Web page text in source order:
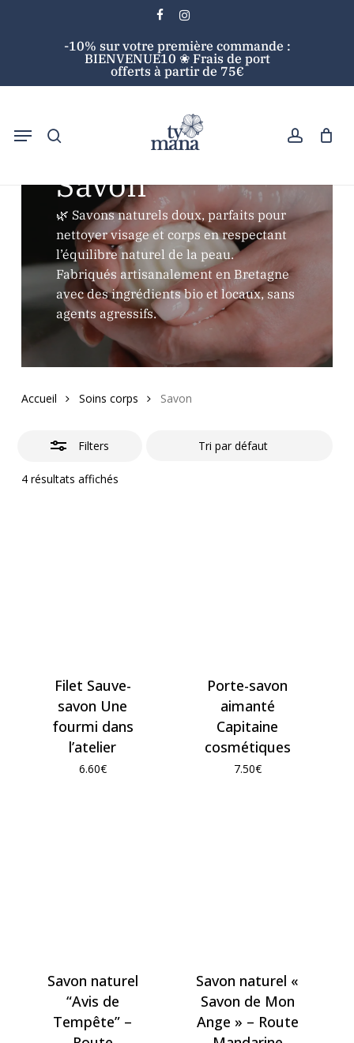
facebookinstagram
-10% sur votre première commande :
BIENVENUE10 ❀ Frais de port
offerts à partir de 75€
Search
Menu
Cart
Savon
🌿 Savons naturels doux, parfaits pour
nettoyer visage et corps en respectant
l’équilibre naturel de la peau.
Fabriqués artisanalement en Bretagne
avec des ingrédients bio et locaux, sans
agents agressifs.
Accueil Soins corps Savon
Filters
4 résultats affichés
Filet Sauve-
savon Une
fourmi dans
l’atelier
6.60€
Porte-savon
aimanté
Capitaine
cosmétiques
7.50€
Savon naturel
“Avis de
Tempête” –
Savon naturel «
Savon de Mon
Ange » – Route